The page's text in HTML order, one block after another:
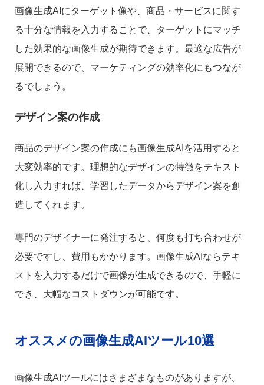
画像生成AIにターゲット像や、商品・サービスに関す
る十分な情報を入力することで、ターゲットにマッチ
した効果的な画像生成が期待できます。最適な広告が
展開できるので、マーケティングの効率化にもつなが
るでしょう。
デザイン案の作成
商品のデザイン案の作成にも画像生成AIを活用すると
大変効率的です。理想的なデザインの特徴をテキスト
化し入力すれば、学習したデータからデザイン案を創
造してくれます。
専門のデザイナーに発注すると、何度も打ち合わせが
必要ですし、費用もかかります。画像生成AIならテキ
ストを入力するだけで画像が生成できるので、手軽に
でき、大幅なコストダウンが可能です。
オススメの画像生成AIツール10選
画像生成AIツールにはさまざまなものがありますが、